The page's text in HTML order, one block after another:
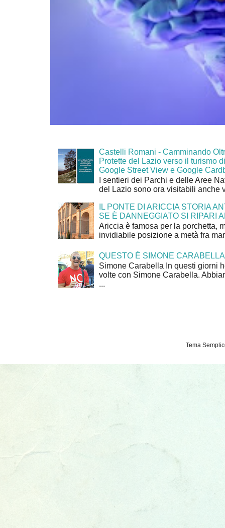
Castelli Romani - Camminando
Protette del Lazio verso il turismo
Google Street View e Google
I sentieri dei Parchi e delle Aree
del Lazio sono ora visitabili anche
IL PONTE DI ARICCIA STORIA
SE È DANNEGGIATO SI RIPARI
Ariccia è famosa per la porchetta,
invidiabile posizione a metà fra
QUESTO È SIMONE CARABELLA
Simone Carabella In questi giorni
volte con Simone Carabella.
...
Tema